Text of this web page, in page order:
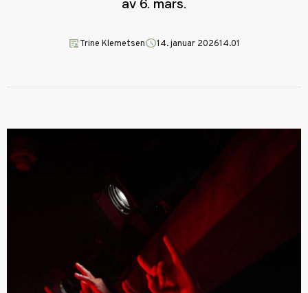
av 6. mars.
article_personTrine Klemetsenschedule14. januar 202614.01